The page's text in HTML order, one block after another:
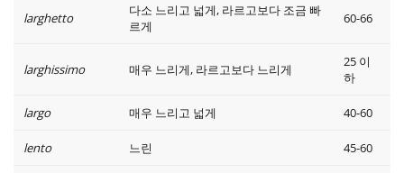
繁體中文
larghetto
다소 느리고 넓게, 라르고보다 조금 빠
르게
60-66
larghissimo 매우 느리게, 라르고보다 느리게
25 이
하
largo 매우 느리고 넓게 40-60
lento 느린 45-60